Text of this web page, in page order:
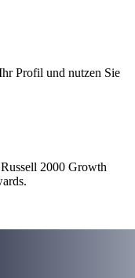
Profil und nutzen Sie
2000 Growth